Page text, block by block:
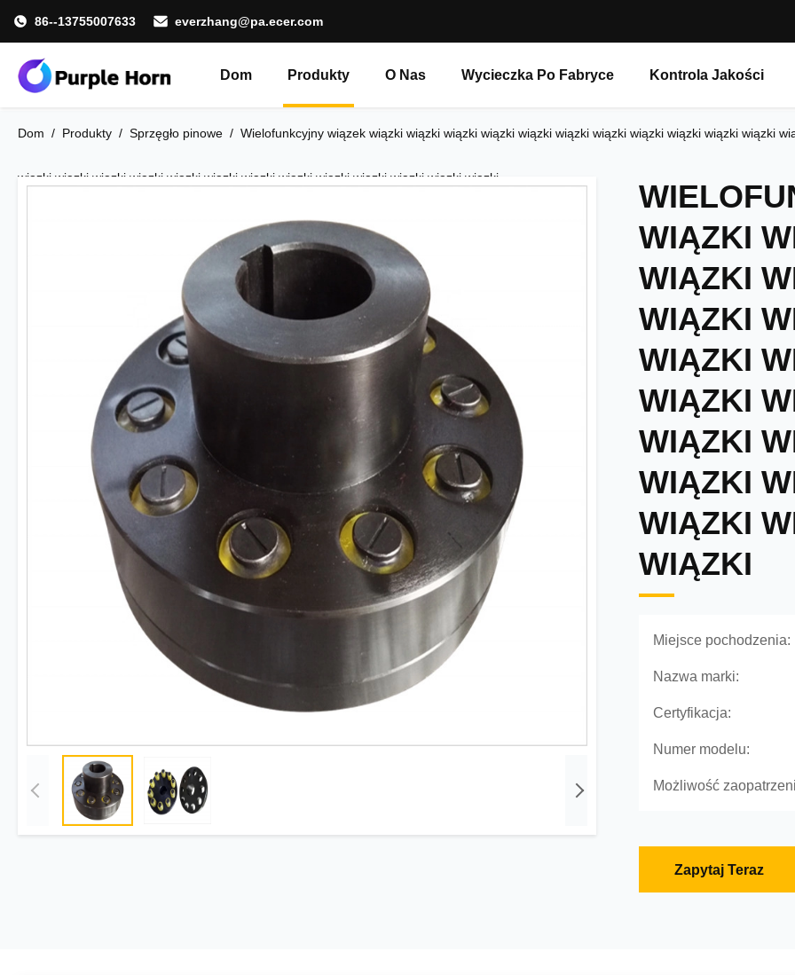
86--13755007633 everzhang@pa.ecer.com
Dom Produkty O Nas Wycieczka Po Fabryce Kontrola Jakości
Dom / Produkty / Sprzęgło pinowe / Wielofunkcyjny wiązek wiązki wiązki wiązki wiązki wiązki wiązki wiązki wiązki wiązki wiązki wiązki
wiązki wiązki wiązki wiązki wiązki wiązki wiązki wiązki wiązki wiązki wiązki wiązki wiązki
WIĄZKI
WIĄZKI
WIĄZKI
WIĄZKI
WIĄZKI
WIĄZKI
WIĄZKI
WIĄZKI
WIĄZKI
Miejsce pochodzenia:
Nazwa marki:
Certyfikacja:
Numer modelu:
Możliwość
Zapytaj Teraz